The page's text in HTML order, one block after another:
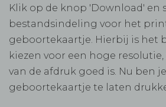
Klik op de knop 'Download' en
bestandsindeling voor het
geboortekaartje. Hierbij is het
kiezen voor een hoge
van de afdruk goed is. Nu ben
geboortekaartje te laten